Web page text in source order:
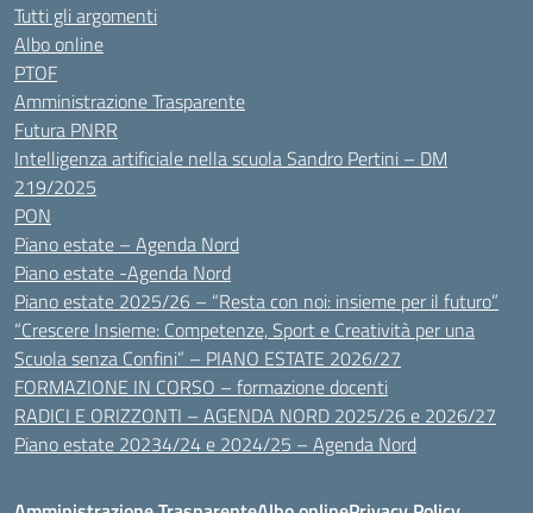
Tutti gli argomenti
Albo online
PTOF
Amministrazione Trasparente
Futura PNRR
Intelligenza artificiale nella scuola Sandro Pertini – DM
219/2025
PON
Piano estate – Agenda Nord
Piano estate -Agenda Nord
Piano estate 2025/26 – “Resta con noi: insieme per il futuro”
“Crescere Insieme: Competenze, Sport e Creatività per una
Scuola senza Confini” – PIANO ESTATE 2026/27
FORMAZIONE IN CORSO – formazione docenti
RADICI E ORIZZONTI – AGENDA NORD 2025/26 e 2026/27
Piano estate 20234/24 e 2024/25 – Agenda Nord